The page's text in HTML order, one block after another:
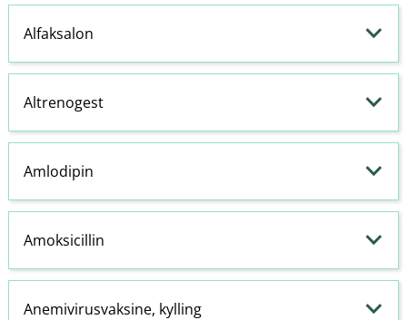
Alfaksalon
Altrenogest
Amlodipin
Amoksicillin
Anemivirusvaksine, kylling